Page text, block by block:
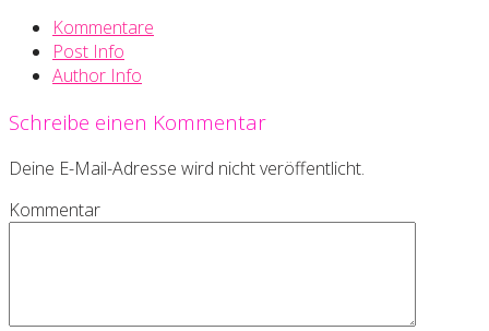
Kommentare
Post Info
Author Info
Schreibe einen Kommentar
Deine E-Mail-Adresse wird nicht veröffentlicht.
Kommentar